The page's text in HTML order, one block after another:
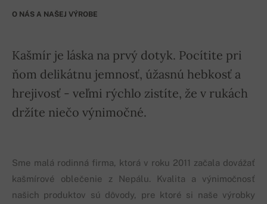
O NÁS A NAŠEJ VÝROBE
Kašmír je láska na prvý dotyk. Pocítite pri
ňom delikátnu jemnosť, úžasnú hebkosť a
hrejivosť - veľmi rýchlo zistíte, že v rukách
držíte niečo výnimočné.
Sme malá rodinná firma, ktorá v roku 2011 začala dovážať
kašmírové oblečenie z Nepálu. Kvalita a výnimočnosť
našich produktov sú dôvody, pre ktoré si naše výrobky